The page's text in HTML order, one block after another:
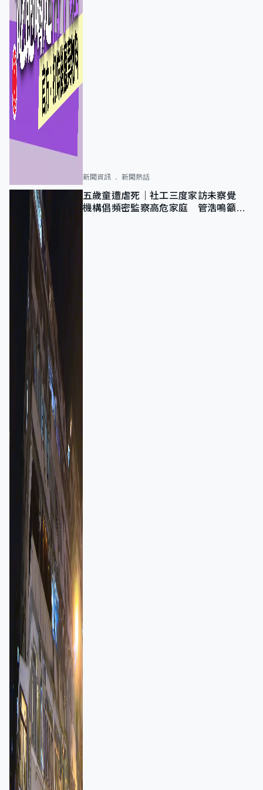
新聞資訊 新聞熱話
五歲童遭虐死｜社工三度家訪未察覺
機構倡頻密監察高危家庭 管浩鳴籲加